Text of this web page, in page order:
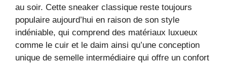
au soir. Cette sneaker classique reste toujours
populaire aujourd’hui en raison de son style
indéniable, qui comprend des matériaux luxueux
comme le cuir et le daim ainsi qu’une conception
unique de semelle intermédiaire qui offre un confort